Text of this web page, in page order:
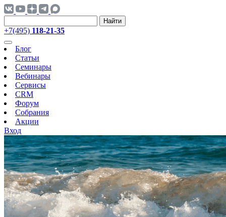
Найти
+7(495) 118-21-35
Блог
Статьи
Семинары
Вебинары
Сервисы
CRM
Форум
Собрания
Акции
Вход